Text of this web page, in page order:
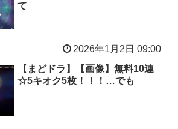
て
2026年1月2日 09:00
【まどドラ】【画像】無料10連
☆5キオク5枚！！！…でも